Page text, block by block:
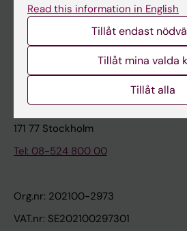
Karolinska Institutet Innovation
Kontakta presstjänsten
Karolinska Institutet
171 77 Stockholm
Tel: 08-524 800 00
Org.nr: 202100-2973
VAT.nr: SE202100297301
Read this information in English
Tillåt endast
Tillåt mina valda
Tillåt alla